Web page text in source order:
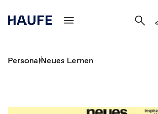
PersonalNeues Lernen